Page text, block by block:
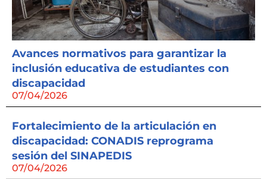
Avances normativos para garantizar la
inclusión educativa de estudiantes con
discapacidad
07/04/2026
Fortalecimiento de la articulación en
discapacidad: CONADIS reprograma
sesión del SINAPEDIS
07/04/2026